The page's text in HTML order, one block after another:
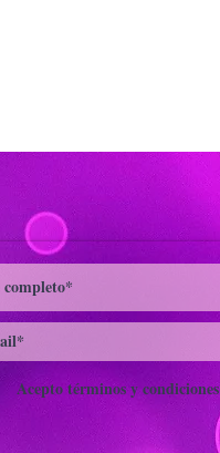
Acepto términos y condiciones